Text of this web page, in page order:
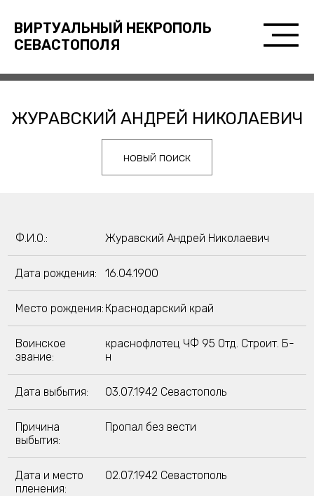
ВИРТУАЛЬНЫЙ НЕКРОПОЛЬ
СЕВАСТОПОЛЯ
ЖУРАВСКИЙ АНДРЕЙ НИКОЛАЕВИЧ
новый поиск
Ф.И.О.: Журавский Андрей Николаевич
Дата рождения: 16.04.1900
Место рождения: Краснодарский край
Воинское
звание:
краснофлотец ЧФ 95 Отд. Строит. Б-
н
Дата выбытия: 03.07.1942 Севастополь
Причина
выбытия:
Пропал без вести
Дата и место
пленения:
02.07.1942 Севастополь